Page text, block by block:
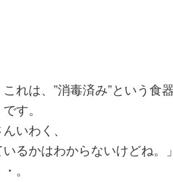
れは、”消毒済み”という食
す。
いわく、
いるかはわからないけどね。
。